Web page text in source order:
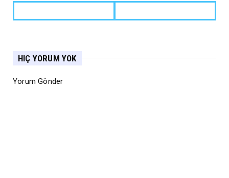
HIÇ YORUM YOK
Yorum Gönder